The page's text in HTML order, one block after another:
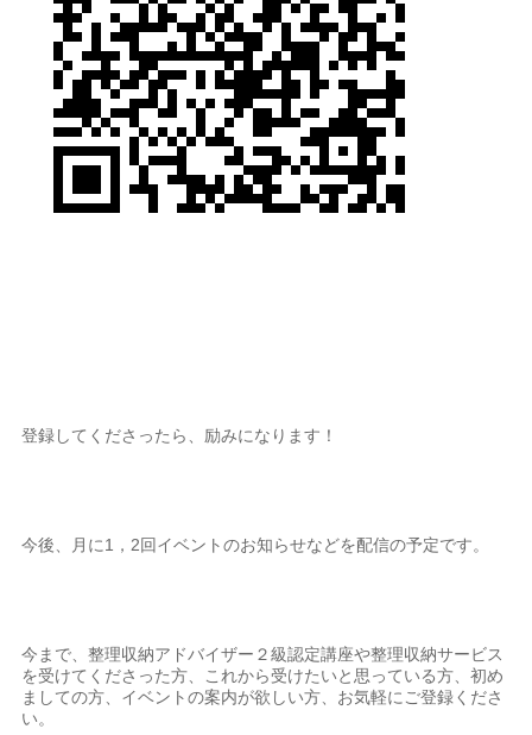
登録してくださったら、励みになります！
今後、月に1，2回イベントのお知らせなどを配信の予定です。
今まで、整理収納アドバイザー２級認定講座や整理収納サービス
を受けてくださった方、これから受けたいと思っている方、初め
ましての方、イベントの案内が欲しい方、お気軽にご登録くださ
い。